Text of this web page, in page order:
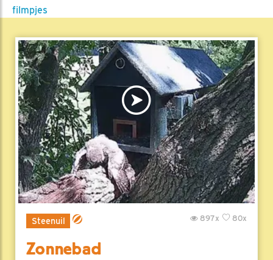
filmpjes
Steenuil 80x
897x
Zonnebad